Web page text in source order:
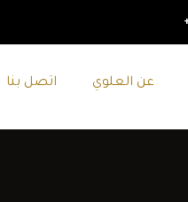
عن العلوي اتصل بنا